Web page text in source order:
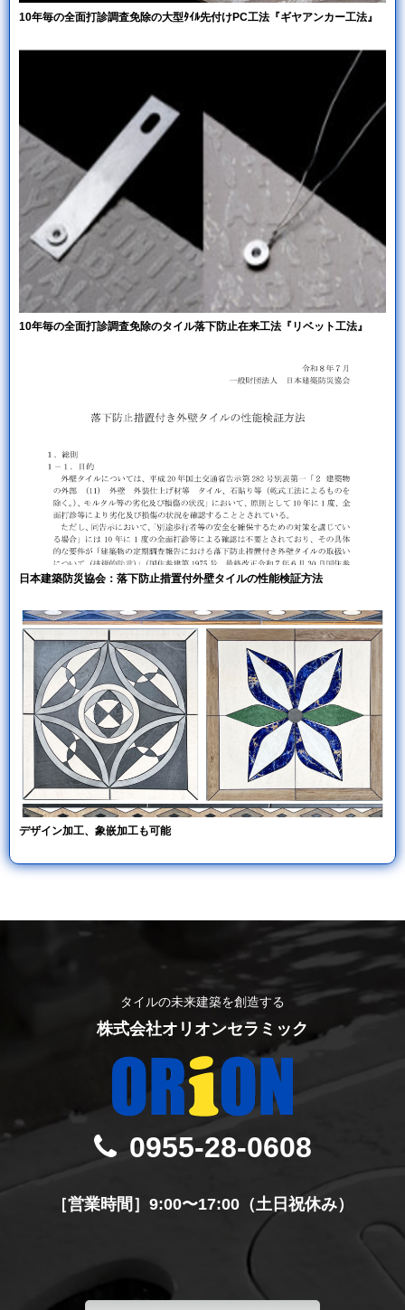
10年毎の全面打診調査免除の大型ﾀｲﾙ先付けPC工法『ギヤアンカー工法』
10年毎の全面打診調査免除のタイル落下防止在来工法『リベット工法』
日本建築防災協会：落下防止措置付外壁タイルの性能検証方法
デザイン加工、象嵌加工も可能
タイルの未来建築を創造する
株式会社オリオンセラミック
0955-28-0608
［営業時間］9:00〜17:00（土日祝休み）